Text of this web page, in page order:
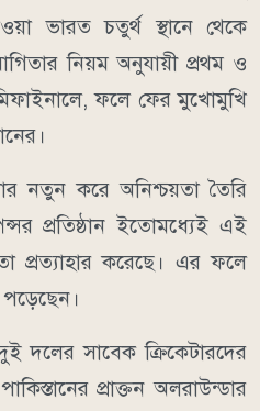
ভারত চতুর্থ স্থানে থেকে
নিয়ম অনুযায়ী প্রথম ও
ফলে ফের মুখোমুখি
নতুন করে অনিশ্চয়তা তৈরি
প্রতিষ্ঠান ইতোমধ্যেই এই
প্রত্যাহার করেছে। এর ফলে
দলের সাবেক ক্রিকেটারদের
প্রাক্তন অলরাউন্ডার